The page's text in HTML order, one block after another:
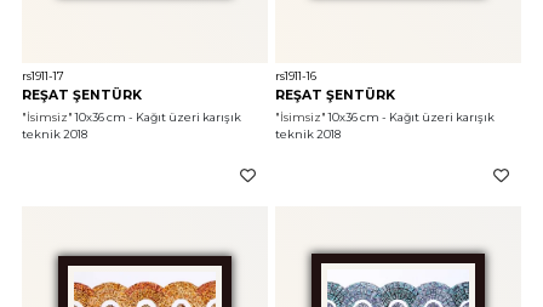
rs1911-17
REŞAT ŞENTÜRK
"İsimsiz" 10x36 cm - Kağıt üzeri karışık
teknik 2018
rs1911-16
REŞAT ŞENTÜRK
"İsimsiz" 10x36 cm - Kağıt üzeri karışık
teknik 2018